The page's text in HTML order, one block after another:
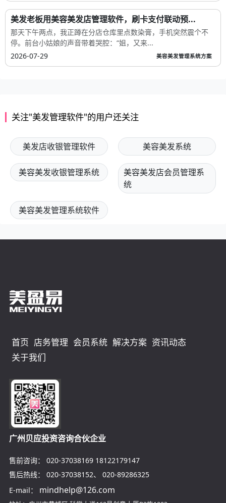
美发老板用美容美发店管理软件，刷卡支付联动预...
那天下午两点，我正蹲在分店仓库里点数染膏，手机突然震个不
停。前台小姑娘的声音带着哭腔：“姐，又来...
2026-07-29
美容美发管理系统方案
关注"美发管理软件"的用户还关注
美发店收银管理软件 美容美发系统
美容美发收银管理系统
美容美发店会员管理系
统
美容美发管理系统软件
首页 店务管理 会员系统 解决方案 资讯动态
关于我们
广州贝应投资咨询合伙企业
售前咨询： 020-37038169 18122179147
售后热线：
020-37038152、 020-89286325
E-mail：
mindhelp@126.com